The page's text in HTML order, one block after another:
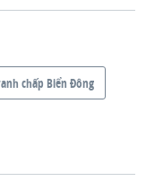
chấp Biển Đông